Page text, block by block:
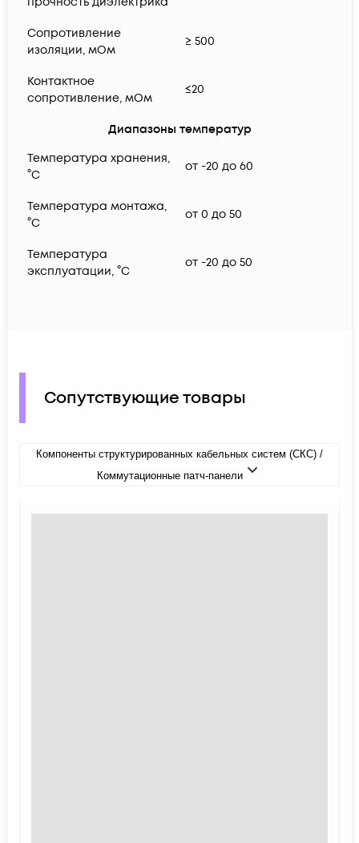
Сопротивление
изоляции, мОм
≥ 500
Контактное
сопротивление, мОм
≤20
Диапазоны температур
Температура хранения,
°C
от -20 до 60
Температура монтажа,
°C
от 0 до 50
Температура
эксплуатации, °C
от -20 до 50
Сопутствующие товары
Компоненты структурированных кабельных систем (СКС) /
Коммутационные патч-панели